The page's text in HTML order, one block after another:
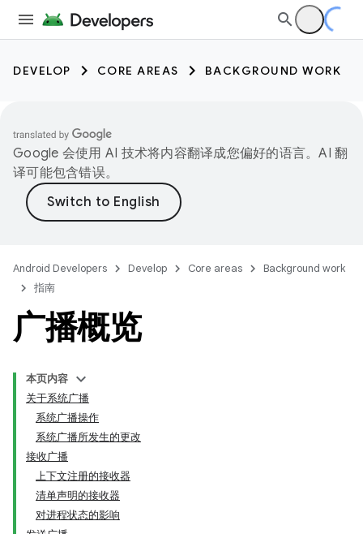
DEVELOP CORE AREAS BACKGROUND WORK
Google 会使用 AI 技术将内容翻译成您偏好的语言。AI 翻
译可能包含错误。
Android Developers Develop Core areas
Background work
指南
广播概览
本页内容
关于系统广播
系统广播操作
系统广播所发生的更改
接收广播
上下文注册的接收器
清单声明的接收器
对进程状态的影响